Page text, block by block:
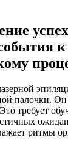
к
палочки. Он
требует
ритмы